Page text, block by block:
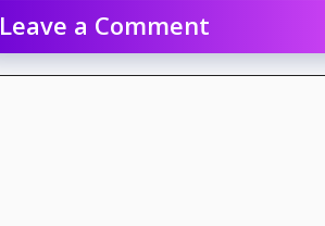
Leave a Comment